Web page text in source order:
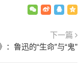
下一篇
：鲁迅的“生命”与“鬼”